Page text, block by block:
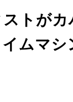
トが
ムマシ